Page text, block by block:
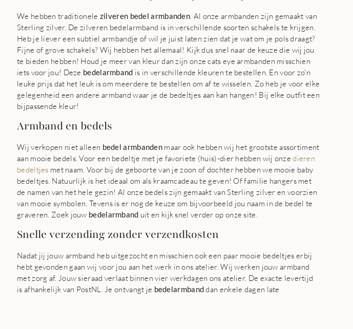
We hebben traditionele zilveren bedel armbanden . Al onze armbanden zijn gemaakt van
Sterling zilver. De zilveren bedelarmband is in verschillende soorten schakels te krijgen.
Heb je liever een subtiel armbandje of wil je juist laten zien dat je wat om je pols draagt?
Fijne of grove schakels? Wij hebben het allemaal! Kijk dus snel naar de keuze die wij jou
te bieden hebben! Houd je meer van kleur dan zijn onze cats eye armbanden misschien
iets voor jou! Deze bedelarmband is in verschillende kleuren te bestellen. En voor zo'n
leuke prijs dat het leuk is om meerdere te bestellen om af te wisselen. Zo heb je voor elke
gelegenheid een andere armband waar je de bedeltjes aan kan hangen! Bij elke outfit een
bijpassende kleur!
Armband en bedels
Wij verkopen niet alleen bedel armbanden maar ook hebben wij het grootste assortiment
aan mooie bedels. Voor een bedeltje met je favoriete (huis)-dier hebben wij onzedieren
bedeltjes met naam. Voor bij de geboorte van je zoon of dochter hebben we mooie baby
bedeltjes. Natuurlijk is het ideaal om als kraamcadeau te geven! Of familie hangers met
de namen van het hele gezin! Al onze bedels zijn gemaakt van Sterling zilver en voorzien
van mooie symbolen. Tevens is er nog de keuze om bijvoorbeeld jou naam in de bedel te
graveren. Zoek jouw bedelarmband uit en kijk snel verder op onze site.
Snelle verzending zonder verzendkosten
Nadat jij jouw armband heb uitgezocht en misschien ook een paar mooie bedeltjes erbij
hebt gevonden gaan wij voor jou aan het werk in ons atelier. Wij werken jouw armband
met zorg af. Jouw sieraad verlaat binnen vier werkdagen ons atelier. De exacte levertijd
is afhankelijk van PostNL. Je ontvangt je bedelarmbanddan enkele dagen late